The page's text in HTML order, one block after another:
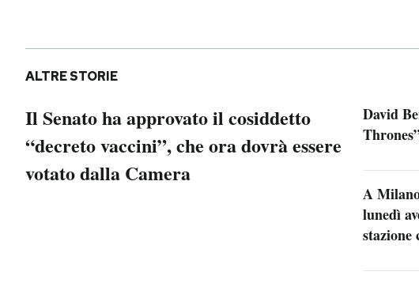
ALTRE STORIE
Il Senato ha approvato il cosiddetto
“decreto vaccini”, che ora dovrà essere
votato dalla Camera
David
A
lunedì
stazione